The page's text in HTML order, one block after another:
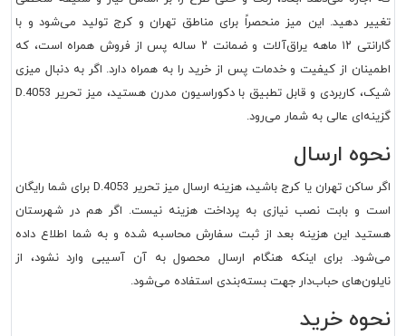
تغییر دهید. این میز منحصراً برای مناطق تهران و کرج تولید می‌شود و با
گارانتی ۱۲ ماهه یراق‌آلات و ضمانت ۲ ساله پس از فروش همراه است، که
اطمینان از کیفیت و خدمات پس از خرید را به همراه دارد. اگر به دنبال میزی
شیک، کاربردی و قابل تطبیق با دکوراسیون مدرن هستید، میز تحریر D.4053
گزینه‌ای عالی به شمار می‌رود.
نحوه ارسال
اگر ساکن تهران یا کرج باشید، هزینه ارسال میز تحریر D.4053 برای شما رایگان
است و بابت نصب نیازی به پرداخت هزینه نیست. اگر هم در شهرستان
هستید این هزینه بعد از ثبت سفارش محاسبه شده و به شما اطلاع داده
می‌شود. برای اینکه هنگام ارسال محصول به آن آسیبی وارد نشود، از
نایلون‌های حباب‌دار جهت بسته‌بندی استفاده می‌شود.
نحوه خرید